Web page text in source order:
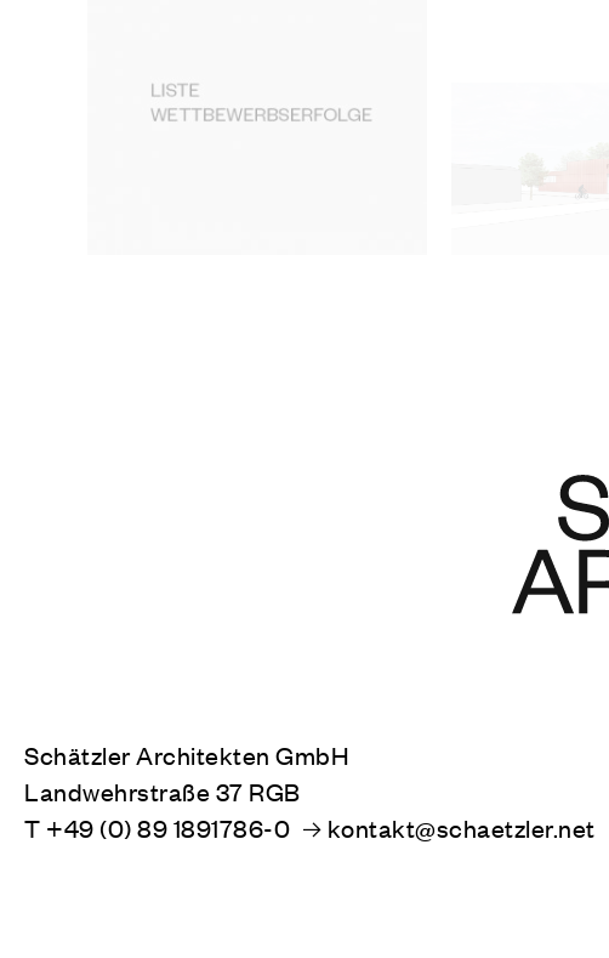
Schätzler Architekten GmbH
Landwehrstraße 37 RGB
T +49 (0) 89 1891786-0 kontakt@schaetzler.net